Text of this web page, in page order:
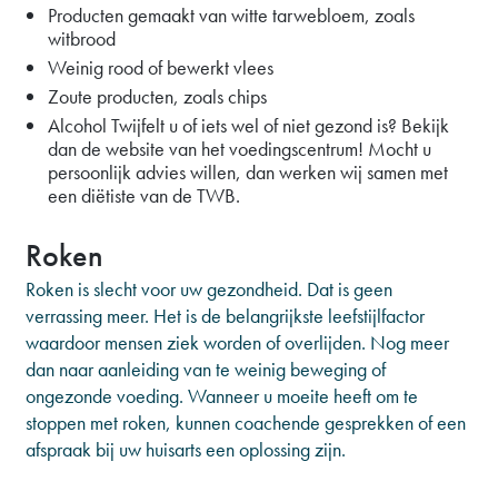
Producten gemaakt van witte tarwebloem, zoals
witbrood
Weinig rood of bewerkt vlees
Zoute producten, zoals chips
Alcohol Twijfelt u of iets wel of niet gezond is? Bekijk
dan de website van het voedingscentrum! Mocht u
persoonlijk advies willen, dan werken wij samen met
een diëtiste van de TWB.
Roken
Roken is slecht voor uw gezondheid. Dat is geen
verrassing meer. Het is de belangrijkste leefstijlfactor
waardoor mensen ziek worden of overlijden. Nog meer
dan naar aanleiding van te weinig beweging of
ongezonde voeding. Wanneer u moeite heeft om te
stoppen met roken, kunnen coachende gesprekken of een
afspraak bij uw huisarts een oplossing zijn.